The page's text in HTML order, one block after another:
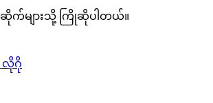
များသို့ ကြိုဆိုပါတယ်။